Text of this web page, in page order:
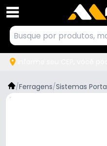
/Ferragens/Sistemas